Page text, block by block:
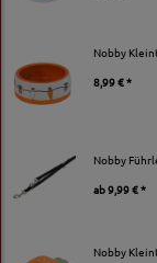
Nobby
8,99 € *
Nobby
ab9,99 € *
Nobby